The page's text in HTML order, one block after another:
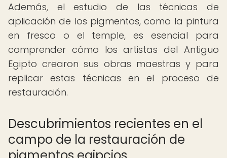
Además, el estudio de las técnicas de
aplicación de los pigmentos, como la pintura
en fresco o el temple, es esencial para
comprender cómo los artistas del Antiguo
Egipto crearon sus obras maestras y para
replicar estas técnicas en el proceso de
restauración.
Descubrimientos recientes en el
campo de la restauración de